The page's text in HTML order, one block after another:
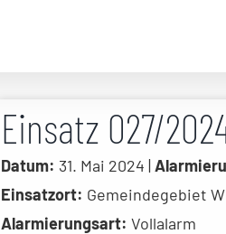
Einsatz 027/
Datum: 31. Mai 2024 |
Einsatzort: Gemeindegebiet
Alarmierungsart: Vollalarm